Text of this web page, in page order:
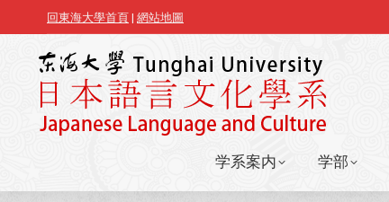
回東海大學首頁 | 網站地圖
学系案内 学部
学系案内 学部